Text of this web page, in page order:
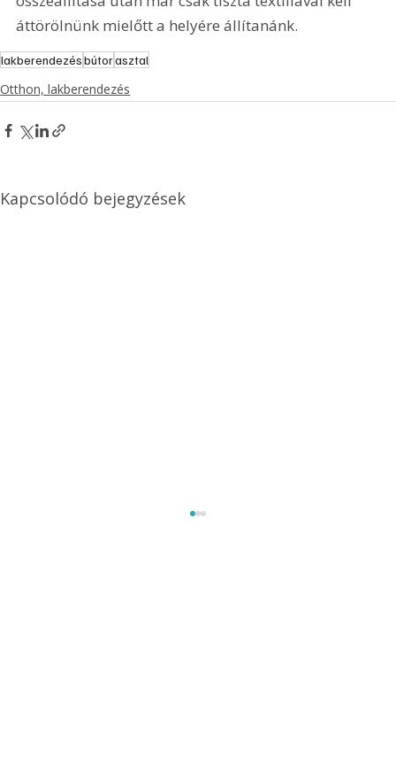
áttörölnünk mielőtt a helyére állítanánk.
lakberendezésbútorasztal
Otthon, lakberendezés
Kapcsolódó bejegyzések